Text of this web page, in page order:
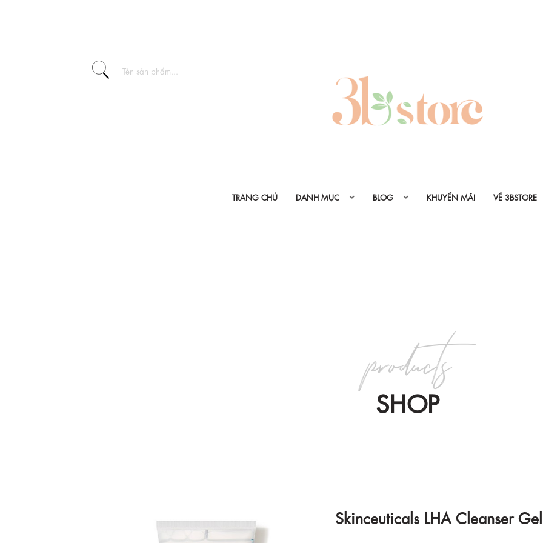
TRANG CHỦ DANH MỤC BLOG KHUYẾN MÃI VỀ 3BSTORE
SHOP
products
Skinceuticals LHA Cleanser Gel